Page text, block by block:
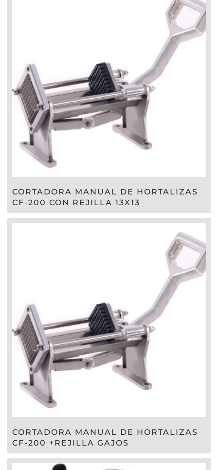
CORTADORA MANUAL DE HORTALIZAS
CF-200 CON REJILLA 13X13
CORTADORA MANUAL DE HORTALIZAS
CF-200 +REJILLA GAJOS